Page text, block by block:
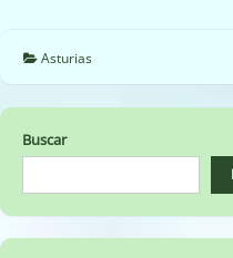
Sierra
de
Sollera
Asturias
Buscar